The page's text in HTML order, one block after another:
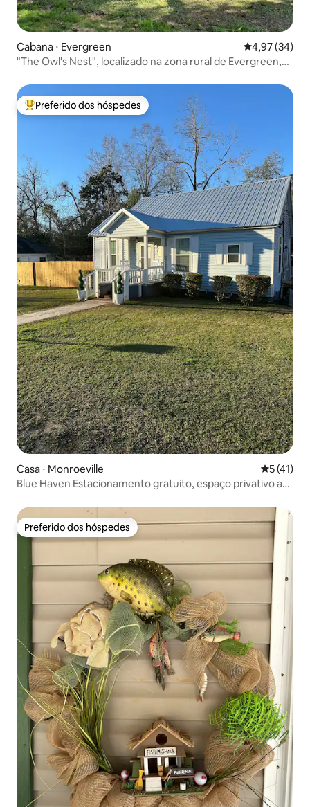
Cabana ⋅ Evergreen 4,97 de uma
4,97 (34)
"The Owl's Nest", localizado na zona rural de Evergreen,
Entre os melhores preferidos dos hóspedes
Preferido dos hóspedes
Casa ⋅ Monroeville 5 de uma
5 (41)
Blue Haven Estacionamento gratuito, espaço privativo ao
Preferido dos hóspedes
Preferido dos hóspedes